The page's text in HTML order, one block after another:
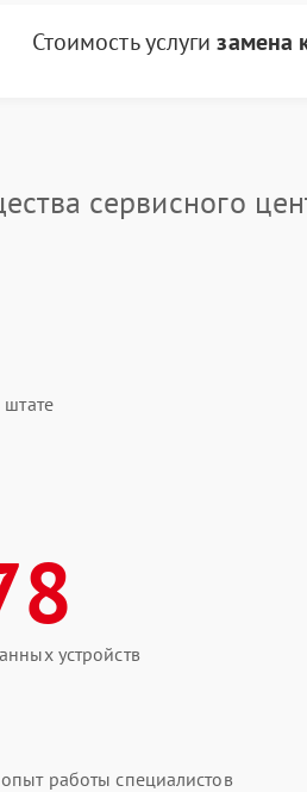
Стоимость услугизамена
сервисного
устройств
работы специалистов